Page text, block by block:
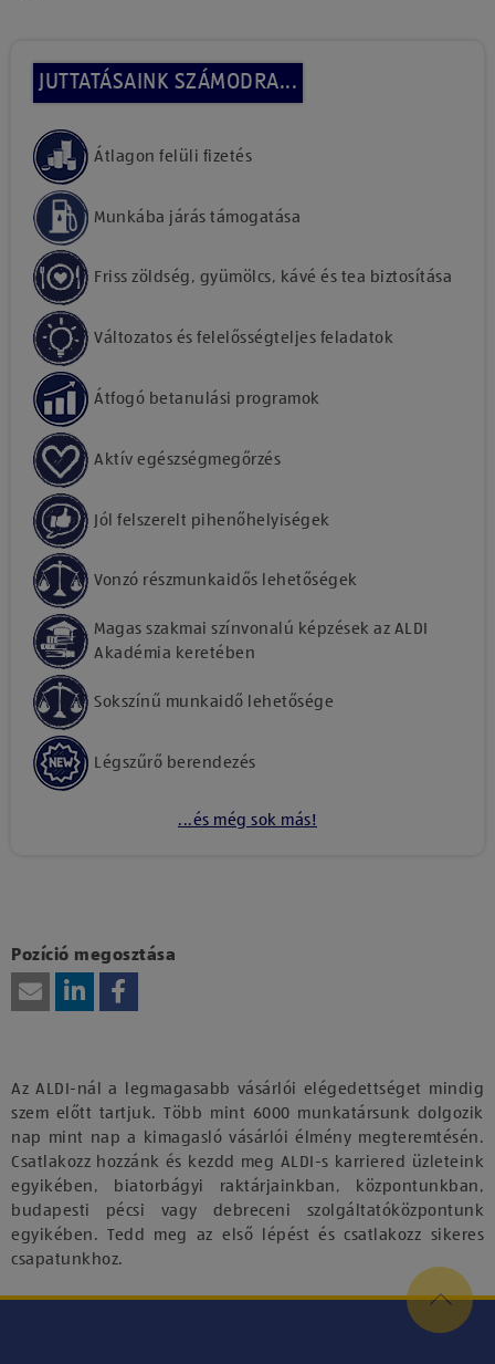
JUTTATÁSAINK SZÁMODRA...
Átlagon felüli fizetés
Munkába járás támogatása
Friss zöldség, gyümölcs, kávé és tea biztosítása
Változatos és felelősségteljes feladatok
Átfogó betanulási programok
Aktív egészségmegőrzés
Jól felszerelt pihenőhelyiségek
Vonzó részmunkaidős lehetőségek
Magas szakmai színvonalú képzések az ALDI
Akadémia keretében
Sokszínű munkaidő lehetősége
Légszűrő berendezés
...és még sok más!
vagy technológiájának használatához.
Pozíció megosztása
Az ALDI-nál a legmagasabb vásárlói elégedettséget mindig
szem előtt tartjuk. Több mint 6000 munkatársunk dolgozik
nap mint nap a kimagasló vásárlói élmény megteremtésén.
Csatlakozz hozzánk és kezdd meg ALDI-s karriered üzleteink
egyikében, biatorbágyi raktárjainkban, központunkban,
budapesti pécsi vagy debreceni szolgáltatóközpontunk
egyikében. Tedd meg az első lépést és csatlakozz sikeres
csapatunkhoz.